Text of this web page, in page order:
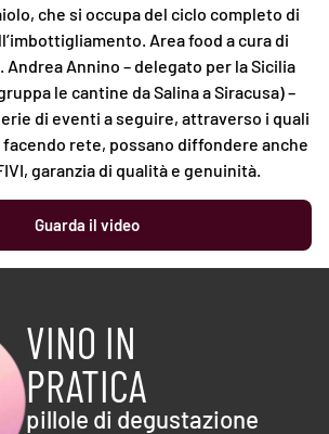
che si occupa del ciclo completo di
Area food a cura di
Andrea Annino – delegato per la Sicilia
le cantine da Salina a Siracusa) –
di eventi a seguire, attraverso i quali
rete, possano diffondere anche
garanzia di qualità e genuinità.
Guarda il video
VINO IN
PRATICA
pillole di degustazione